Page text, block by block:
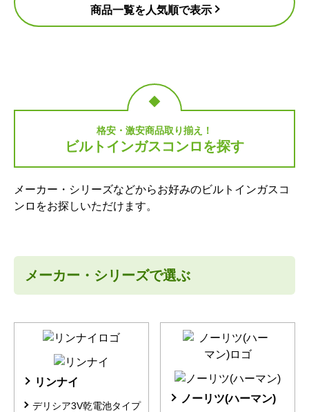
商品一覧を人気順で表示
格安・激安商品取り揃え！
ビルトインガスコンロを探す
メーカー・シリーズなどからお好みのビルトインガスコ
ンロをお探しいただけます。
メーカー・シリーズで選ぶ
リンナイ
デリシア3V乾電池タイプ
ノーリツ(ハーマン)